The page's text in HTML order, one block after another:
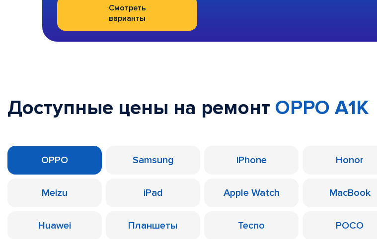
Смотреть
варианты
Доступные цены на ремонт OPPO A1K
OPPO Samsung iPhone Honor
Meizu iPad Apple Watch MacBook
Huawei Планшеты Tecno POCO